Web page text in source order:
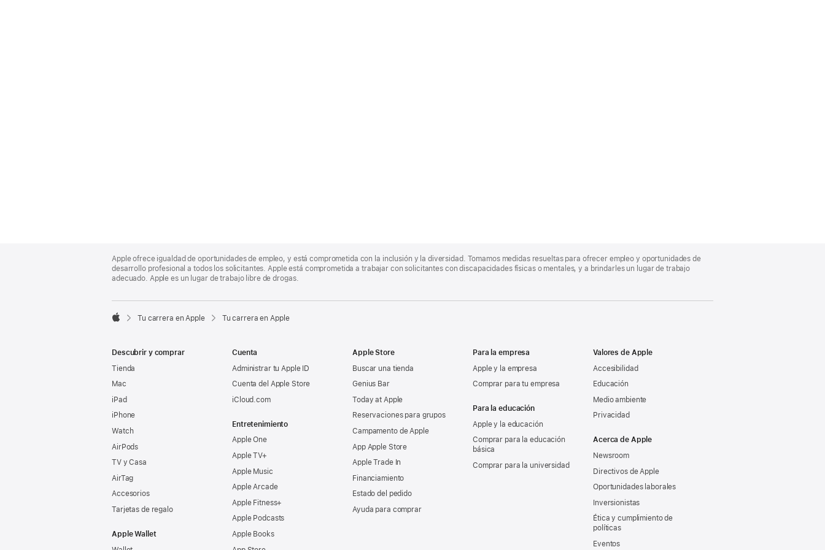
Footer
Apple ofrece igualdad de oportunidades de empleo, y está comprometida con la inclusión y la diversidad. Tomamos medidas resueltas para ofrecer empleo y oportunidades de
desarrollo profesional a todos los solicitantes. Apple está comprometida a trabajar con solicitantes con discapacidades físicas o mentales, y a brindarles un lugar de trabajo
adecuado. Apple es un lugar de trabajo libre de drogas.

Tu carrera en Apple Tu carrera en Apple
Descubrir y comprar
Tienda
Mac
iPad
iPhone
Watch
AirPods
TV y Casa
AirTag
Accesorios
Tarjetas de regalo
Apple Wallet
Cuenta
Administrar tu Apple ID
Cuenta del Apple Store
iCloud.com
Entretenimiento
Apple One
Apple TV+
Apple Music
Apple Arcade
Apple Fitness+
Apple Podcasts
Apple Books
Apple Store
Buscar una tienda
Genius Bar
Today at Apple
Reservaciones para grupos
Campamento de Apple
App Apple Store
Apple Trade In
Financiamiento
Estado del pedido
Ayuda para comprar
Para la empresa
Apple y la empresa
Comprar para tu empresa
Para la educación
Apple y la educación
Comprar para la educación
básica
Comprar para la universidad
Valores de Apple
Accesibilidad
Educación
Medio ambiente
Privacidad
Acerca de Apple
Newsroom
Directivos de Apple
Oportunidades laborales
Inversionistas
Ética y cumplimiento de
políticas
Eventos